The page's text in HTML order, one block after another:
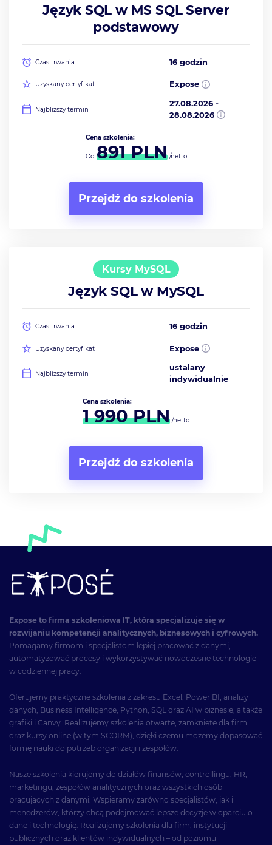
Język SQL w MS SQL Server
podstawowy
Czas trwania 16 godzin
Uzyskany certyfikat Expose
Najbliższy termin
27.08.2026 -
28.08.2026
Cena szkolenia:
Od 891PLN/netto
Przejdź do szkolenia
Kursy MySQL
Język SQL w MySQL
Czas trwania 16 godzin
Uzyskany certyfikat Expose
Najbliższy termin
ustalany
indywidualnie
Cena szkolenia:
1 990PLN /netto
Przejdź do szkolenia
Expose to firma szkoleniowa IT, która specjalizuje się w
rozwijaniu kompetencji analitycznych, biznesowych i cyfrowych.
Pomagamy firmom i specjalistom lepiej pracować z danymi,
automatyzować procesy i wykorzystywać nowoczesne technologie
w codziennej pracy.
Oferujemy praktyczne szkolenia z zakresu Excel, Power BI, analizy
danych, Business Intelligence, Python, SQL oraz AI w biznesie, a także
grafiki i Canvy. Realizujemy szkolenia otwarte, zamknięte dla firm
oraz kursy online (w tym SCORM), dzięki czemu możemy dopasować
formę nauki do potrzeb organizacji i zespołów.
Nasze szkolenia kierujemy do działów finansów, controllingu, HR,
marketingu, zespołów analitycznych oraz wszystkich osób
pracujących z danymi. Wspieramy zarówno specjalistów, jak i
menedżerów, którzy chcą podejmować lepsze decyzje w oparciu o
dane i technologię. Realizujemy szkolenia dla firm, instytucji
publicznych oraz klientów indywidualnych – od poziomu